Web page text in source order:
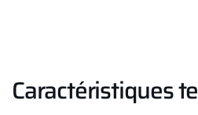
Caractéristiques